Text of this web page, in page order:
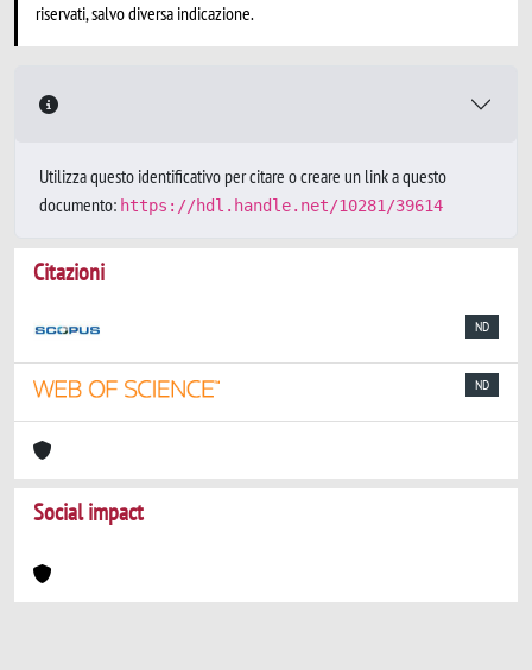
riservati, salvo diversa indicazione.
Utilizza questo identificativo per citare o creare un link a questo
documento: https://hdl.handle.net/10281/39614
Citazioni
ND
ND
Social impact